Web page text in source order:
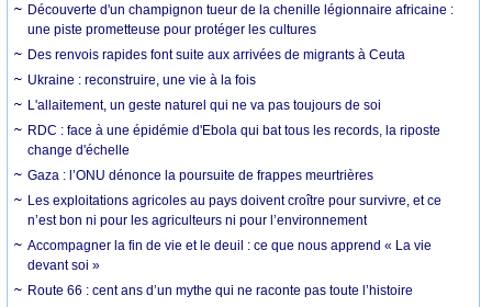
Découverte d'un champignon tueur de la chenille légionnaire africaine :
une piste prometteuse pour protéger les cultures
Des renvois rapides font suite aux arrivées de migrants à Ceuta
Ukraine : reconstruire, une vie à la fois
L'allaitement, un geste naturel qui ne va pas toujours de soi
RDC : face à une épidémie d'Ebola qui bat tous les records, la riposte
change d'échelle
Gaza : l’ONU dénonce la poursuite de frappes meurtrières
Les exploitations agricoles au pays doivent croître pour survivre, et ce
n’est bon ni pour les agriculteurs ni pour l’environnement
Accompagner la fin de vie et le deuil : ce que nous apprend « La vie
devant soi »
Route 66 : cent ans d’un mythe qui ne raconte pas toute l’histoire